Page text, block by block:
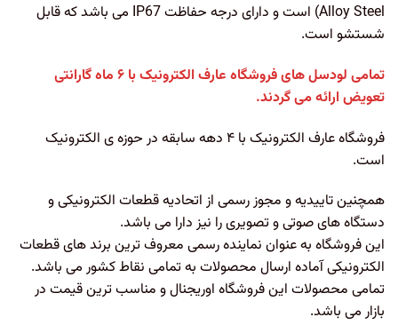
Alloy Steel) است و دارای درجه حفاظت
IP67 می باشد که قابل
شستشو است.
تمامی لودسل های فروشگاه عارف الکترونیک با ۶ ماه گارانتی
تعویض ارائه می گردند.
فروشگاه عارف الکترونیک با ۴ دهه سابقه در حوزه ی الکترونیک
است.
همچنین تاییدیه و مجوز رسمی از اتحادیه قطعات الکترونیکی و
دستگاه های صوتی و تصویری را نیز دارا می باشد.
این فروشگاه به عنوان نماینده رسمی معروف ترین برند های قطعات
الکترونیکی آماده ارسال محصولات به تمامی نقاط کشور می باشد.
تمامی محصولات این فروشگاه اوریجنال و مناسب ترین قیمت در
بازار می باشد.